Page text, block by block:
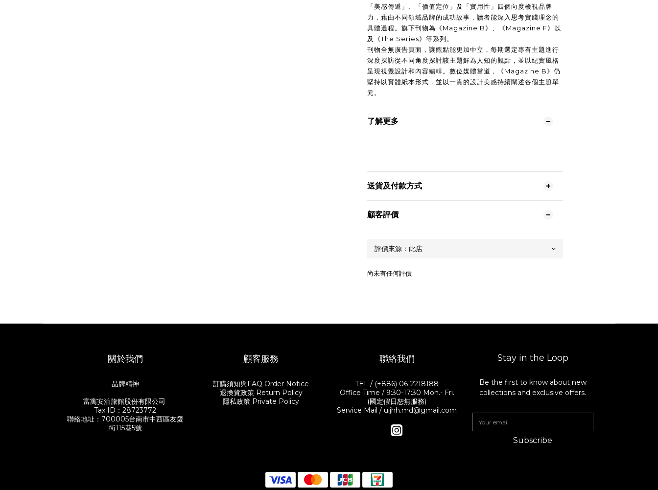
「美感傳遞」、「價值定位」及「實用性」四個向度檢視品牌
力，藉由不同領域品牌的成功故事，讀者能深入思考實踐理念的
具體過程。旗下刊物為《Magazine B》、《Magazine F》以
及《The Series》等系列。
刊物全無廣告頁面，讓觀點能更加中立，每期選定專有主題進行
深度採訪從不同角度探討該主題鮮為人知的觀點，並以紀實風格
呈現視覺設計和內容編輯。數位媒體當道，《Magazine B》仍
堅持以實體紙本形式，並以一貫的設計美感持續闡述各個主題單
元。
了解更多
送貨及付款方式
顧客評價
尚未有任何評價
關於我們
品牌精神
富寓安泊旅館股份有限公司
Tax ID：28723772
聯絡地址：700005台南市中西區友愛
街115巷5號
顧客服務
訂購須知與FAQ Order Notice
退換貨政策 Return Policy
隱私政策 Private Policy
聯絡我們
TEL / (+886) 06-2218188
Office Time / 9:30-17:30 Mon.- Fri.
(國定假日恕無服務)
Service Mail / uijhh.md@gmail.com
Stay in the Loop
Be the first to know about new
collections and exclusive offers.
Subscribe